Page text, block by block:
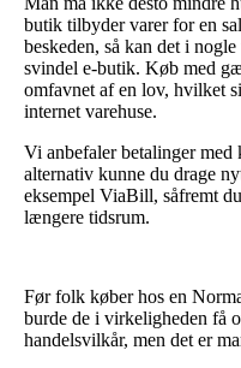
butik tilbyder varer for en
beskeden, så kan det i
svindel e-butik. Køb med
omfavnet af en lov, hvilket
internet varehuse.
Vi anbefaler betalinger
alternativ kunne du drage
eksempel ViaBill, såfremt
længere tidsrum.
Før folk køber hos en
burde de i virkeligheden få
handelsvilkår, men det er